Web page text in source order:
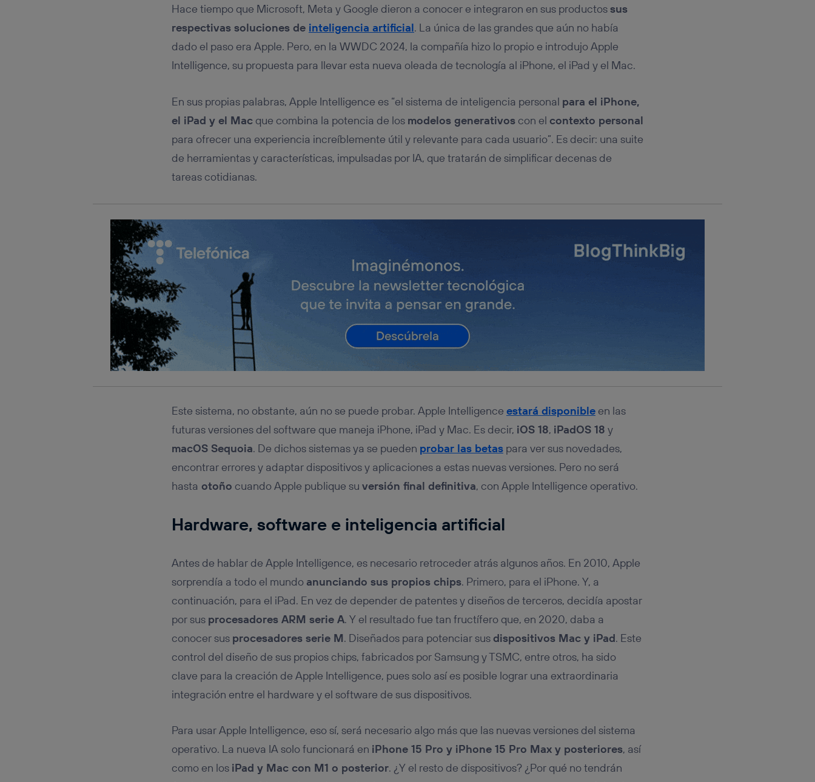
Hace tiempo que Microsoft, Meta y Google dieron a conocer e integraron en sus productossus
respectivas soluciones de inteligencia artificial. La única de las grandes que aún no había
dado el paso era Apple. Pero, en la WWDC 2024, la compañía hizo lo propio e introdujo Apple
Intelligence, su propuesta para llevar esta nueva oleada de tecnología al iPhone, el iPad y el Mac.
En sus propias palabras, Apple Intelligence es “el sistema de inteligencia personal para el iPhone,
el iPad y el Macque combina la potencia de los modelos generativoscon el contexto personal
para ofrecer una experiencia increíblemente útil y relevante para cada usuario”. Es decir: una suite
de herramientas y características, impulsadas por IA, que tratarán de simplificar decenas de
tareas cotidianas.
Este sistema, no obstante, aún no se puede probar. Apple Intelligence estará disponibleen las
futuras versiones del software que maneja iPhone, iPad y Mac. Es decir, iOS 18, iPadOS 18 y
macOS Sequoia. De dichos sistemas ya se pueden probar las betaspara ver sus novedades,
encontrar errores y adaptar dispositivos y aplicaciones a estas nuevas versiones. Pero no será
hasta otoño cuando Apple publique su versión final definitiva, con Apple Intelligence operativo.
Hardware, software e inteligencia artificial
Antes de hablar de Apple Intelligence, es necesario retroceder atrás algunos años. En 2010, Apple
sorprendía a todo el mundo anunciando sus propios chips. Primero, para el iPhone. Y, a
continuación, para el iPad. En vez de depender de patentes y diseños de terceros, decidía apostar
por sus procesadores ARM serie A. Y el resultado fue tan fructífero que, en 2020, daba a
conocer sus procesadores serie M. Diseñados para potenciar susdispositivos Mac y iPad. Este
control del diseño de sus propios chips, fabricados por Samsung y TSMC, entre otros, ha sido
clave para la creación de Apple Intelligence, pues solo así es posible lograr una extraordinaria
integración entre el hardware y el software de sus dispositivos.
Para usar Apple Intelligence, eso sí, será necesario algo más que las nuevas versiones del sistema
operativo. La nueva IA solo funcionará en iPhone 15 Pro y iPhone 15 Pro Max y posteriores, así
como en los iPad y Mac con M1 o posterior. ¿Y el resto de dispositivos? ¿Por qué no tendrán
conecte su dispositivo y consienta el uso de la tecnología recibirá el mismo identificador.
Típicamente:
Si utilizas una
conexión de banda ancha (p. ej., Wi-Fi), el marketing o análisis se
realizará en función de las actividades de navegación de los miembros del hogar que
hayan dado su consentimiento.
Puedes gestionar los consentimientos Utiq seleccionando “Administrar Utiq” en la parte
inferior de esta página web o visitando el portal de privacidad de Utiq (“consenthub”).